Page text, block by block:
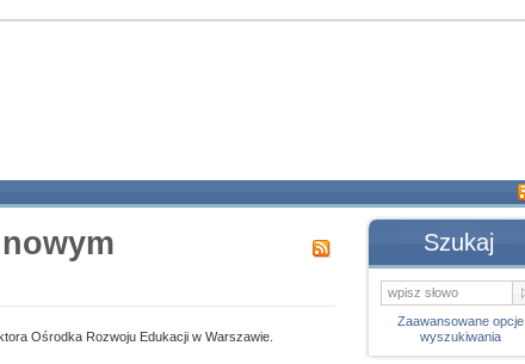
Ośrodka Rozwoju Edukacji w Warszawie.
Szukaj
Zaawansowane opcje
wyszukiwania